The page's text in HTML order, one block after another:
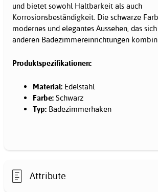
und bietet sowohl Haltbarkeit als auch
Korrosionsbeständigkeit. Die schwarze
modernes und elegantes Aussehen, das
anderen Badezimmereinrichtungen
Produktspezifikationen:
Material: Edelstahl
Farbe: Schwarz
Typ: Badezimmerhaken
Attribute